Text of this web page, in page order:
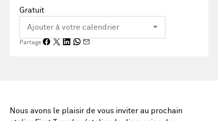
Gratuit
Partage
Nous avons le plaisir de vous inviter au prochain